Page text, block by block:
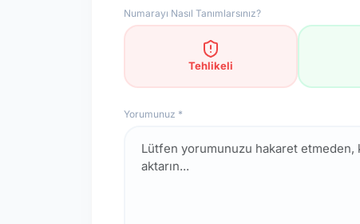
Numarayı Nasıl Tanımlarsınız?
Tehlikeli
Yorumunuz *